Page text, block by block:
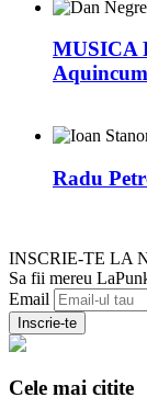
MUSICA
Radu
INSCRIE-TE LA
Sa fii mereu
Email
Cele mai citite